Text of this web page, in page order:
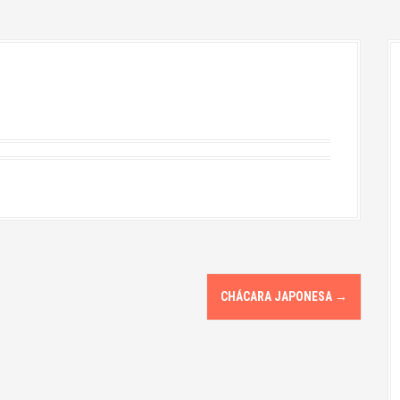
CHÁCARA JAPONESA →